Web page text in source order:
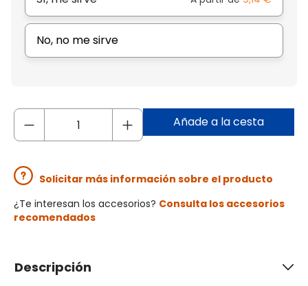
No, no me sirve
Añade a la cesta
Solicitar más información sobre el producto
¿Te interesan los accesorios? Consulta los accesorios
recomendados
Descripción